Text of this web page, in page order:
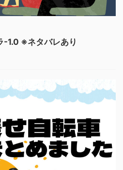
-1.0 ※ネタバレあり